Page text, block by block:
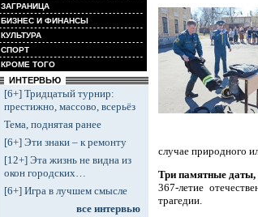
ЗАГРАНИЦА
БИЗНЕС И ФИНАНСЫ
КУЛЬТУРА
СПОРТ
КРОМЕ ТОГО
ИНТЕРВЬЮ
[6+] Тридцатый турнир:
престижно, массово, всерьёз
Тема, поднятая ранее
[6+] Эти знаки – к ремонту
[12+] Эта жизнь не видна из
окон городских…
[6+] Игра в лучшем смысле
все интервью
случае природного
Три памятные даты,
367-летие
трагедии.